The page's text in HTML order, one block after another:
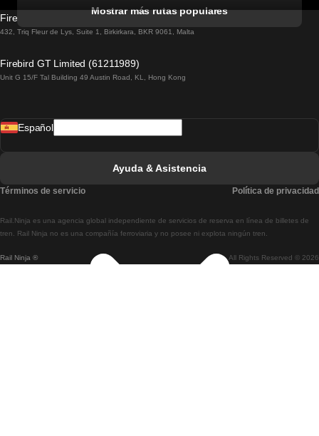
Tren De Lisboa A Lagos
Tren De Lisboa A Madrid
Tren De Lisboa A Braga
Tren De Braga A Lisboa
Mostrar más rutas populares
Firebird GT Limited (OC 1451)
432, Triq Fleur de Lys, Suite 1, Birkirkara, BKR 9061, Malta
Firebird GT Limited (61211989)
Unit G 15/F Tal Building 49 Austin Road, KL, Hong Kong
Rail Ninja ® All Rights Reserved © 2026
Rail.Ninja es una agencia global independiente de servicios de reserva en línea de billetes de
tren. Rail Ninja no es una compañía ferroviaria y no posee ni explota ningún tren.
Español
Ayuda & Asistencia
Términos de servicio Política de privacidad